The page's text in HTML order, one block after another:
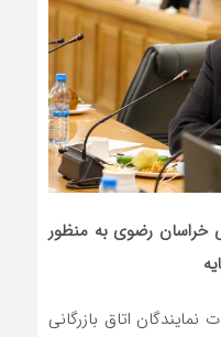
خراسان رضوی به منظور
اتاق بازرگانی